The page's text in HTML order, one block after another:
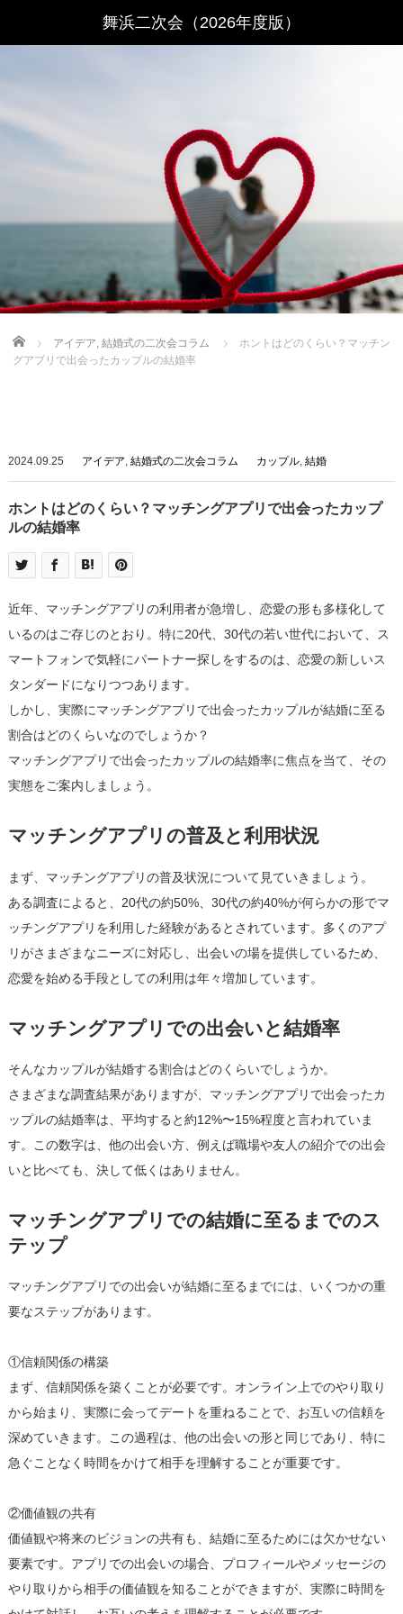
Home アイデア, 結婚式の二次会コラム
ホントはどのくらい？マッチン
グアプリで出会ったカップルの結婚率
2024.09.25 アイデア, 結婚式の二次会コラム カップル, 結婚
ホントはどのくらい？マッチングアプリで出会ったカップ
ルの結婚率
近年、マッチングアプリの利用者が急増し、恋愛の形も多様化して
いるのはご存じのとおり。特に20代、30代の若い世代において、ス
マートフォンで気軽にパートナー探しをするのは、恋愛の新しいス
タンダードになりつつあります。
しかし、実際にマッチングアプリで出会ったカップルが結婚に至る
割合はどのくらいなのでしょうか？
マッチングアプリで出会ったカップルの結婚率に焦点を当て、その
実態をご案内しましょう。
マッチングアプリの普及と利用状況
まず、マッチングアプリの普及状況について見ていきましょう。
ある調査によると、20代の約50%、30代の約40%が何らかの形でマ
ッチングアプリを利用した経験があるとされています。多くのアプ
リがさまざまなニーズに対応し、出会いの場を提供しているため、
恋愛を始める手段としての利用は年々増加しています。
マッチングアプリでの出会いと結婚率
そんなカップルが結婚する割合はどのくらいでしょうか。
さまざまな調査結果がありますが、マッチングアプリで出会ったカ
ップルの結婚率は、平均すると約12%〜15%程度と言われていま
す。この数字は、他の出会い方、例えば職場や友人の紹介での出会
いと比べても、決して低くはありません。
マッチングアプリでの結婚に至るまでのス
テップ
マッチングアプリでの出会いが結婚に至るまでには、いくつかの重
要なステップがあります。
①信頼関係の構築
まず、信頼関係を築くことが必要です。オンライン上でのやり取り
から始まり、実際に会ってデートを重ねることで、お互いの信頼を
深めていきます。この過程は、他の出会いの形と同じであり、特に
急ぐことなく時間をかけて相手を理解することが重要です。
②価値観の共有
価値観や将来のビジョンの共有も、結婚に至るためには欠かせない
要素です。アプリでの出会いの場合、プロフィールやメッセージの
やり取りから相手の価値観を知ることができますが、実際に時間を